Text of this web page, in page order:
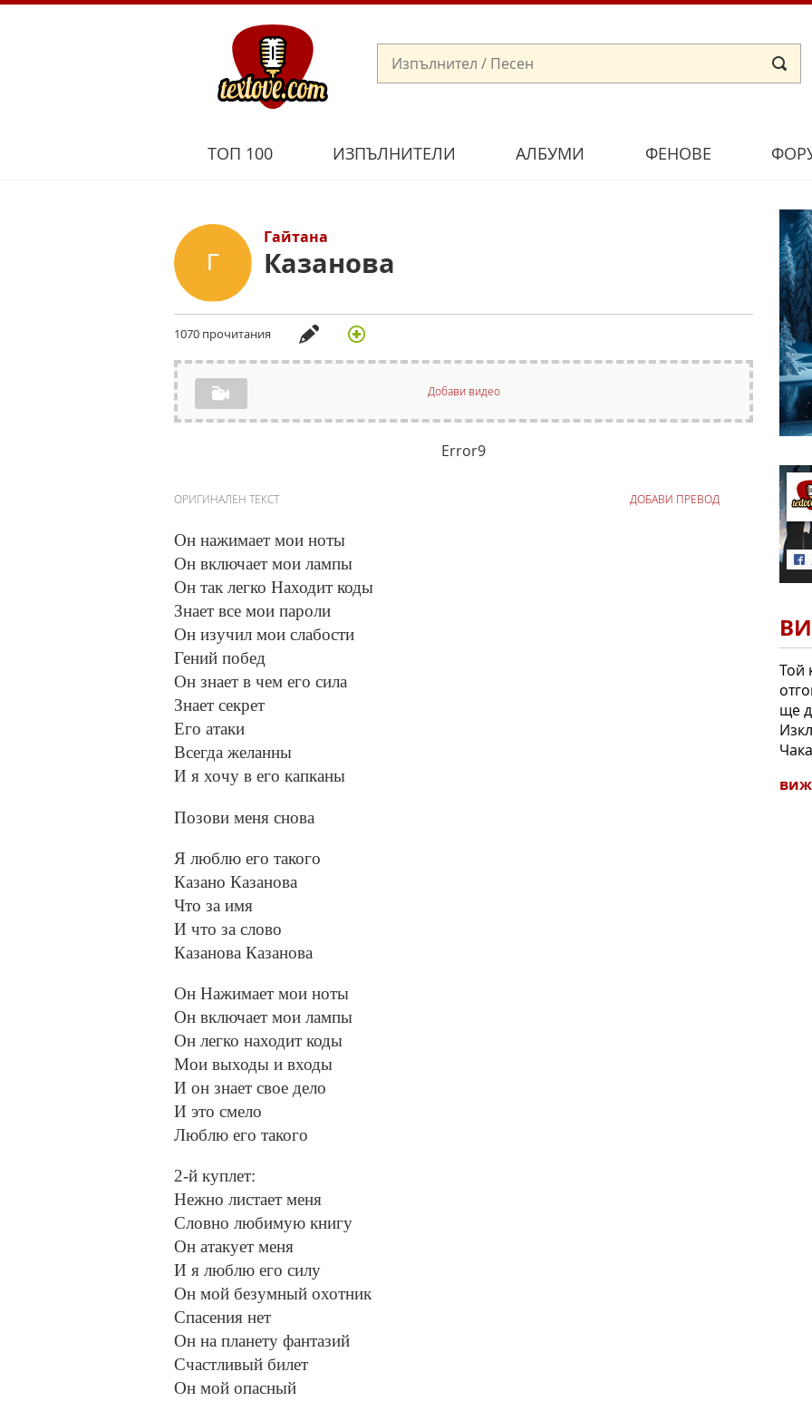
ТОП 100 ИЗПЪЛНИТЕЛИ АЛБУМИ ФЕНОВЕ
Гайтана
Казанова
1070 прочитания
Добави видео
Error9
ОРИГИНАЛЕН ТЕКСТ
Он нажимает мои ноты
Он включает мои лампы
Он так легко Находит коды
Знает все мои пароли
Он изучил мои слабости
Гений побед
Он знает в чем его сила
Знает секрет
Его атаки
Всегда желанны
И я хочу в его капканы
Позови меня снова
Я люблю его такого
Казано Казанова
Что за имя
И что за слово
Казанова Казанова
Он Нажимает мои ноты
Он включает мои лампы
Он легко находит коды
Мои выходы и входы
И он знает свое дело
И это смело
Люблю его такого
2-й куплет:
Нежно листает меня
Словно любимую книгу
Он атакует меня
И я люблю его силу
Он мой безумный охотник
Спасения нет
Он на планету фантазий
Счастливый билет
Он мой опасный
ДОБАВИ ПРЕВОД
Той
ще